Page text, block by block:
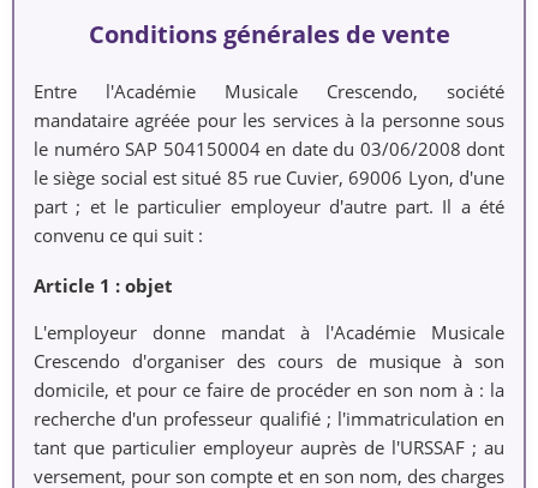
Conditions générales de vente
Entre l'Académie Musicale Crescendo, société
mandataire agréée pour les services à la personne sous
le numéro SAP 504150004 en date du 03/06/2008 dont
le siège social est situé 85 rue Cuvier, 69006 Lyon, d'une
part ; et le particulier employeur d'autre part. Il a été
convenu ce qui suit :
Article 1 : objet
L'employeur donne mandat à l'Académie Musicale
Crescendo d'organiser des cours de musique à son
domicile, et pour ce faire de procéder en son nom à : la
recherche d'un professeur qualifié ; l'immatriculation en
tant que particulier employeur auprès de l'URSSAF ; au
versement, pour son compte et en son nom, des charges